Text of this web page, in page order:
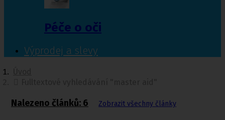
Péče o oči
Výprodej a slevy
Nalezeno článků: 6 Zobrazit všechny články